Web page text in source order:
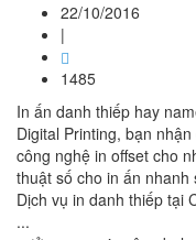
22/10/2016
|
1485
In ấn danh thiếp hay
Digital Printing, bạn
công nghệ in offset cho
thuật số cho in ấn
Dịch vụ in danh thiếp tại
...